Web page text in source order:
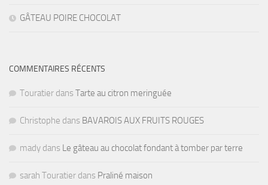
GÂTEAU POIRE CHOCOLAT
COMMENTAIRES RÉCENTS
Touratier dans Tarte au citron meringuée
Christophe dans BAVAROIS AUX FRUITS ROUGES
mady dans Le gâteau au chocolat fondant à tomber par terre
sarah Touratier dans Praliné maison